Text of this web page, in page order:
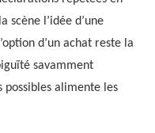
scène l’idée d’une
d’un achat reste la
savamment
possibles alimente les